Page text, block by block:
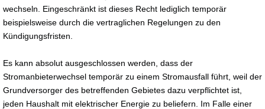
wechseln. Eingeschränkt ist dieses Recht lediglich temporär
beispielsweise durch die vertraglichen Regelungen zu den
Kündigungsfristen.
Es kann absolut ausgeschlossen werden, dass der
Stromanbieterwechsel temporär zu einem Stromausfall führt, weil der
Grundversorger des betreffenden Gebietes dazu verpflichtet ist,
jeden Haushalt mit elektrischer Energie zu beliefern. Im Falle einer